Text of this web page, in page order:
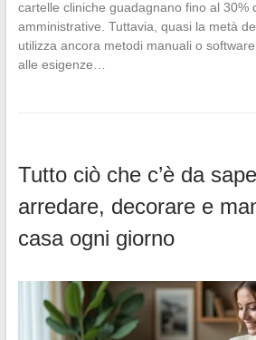
cartelle cliniche guadagnano fino al 30%
amministrative. Tuttavia, quasi la metà
utilizza ancora metodi manuali o
alle esigenze…
Tutto ciò che c’è da
arredare, decorare e
casa ogni giorno